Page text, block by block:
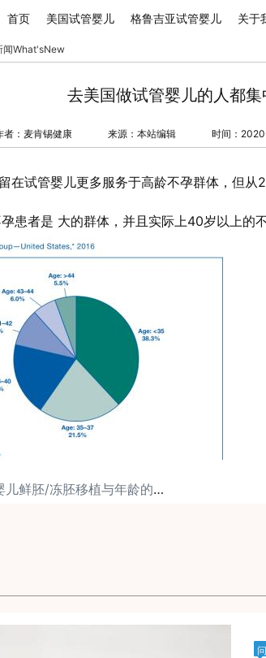
首页 美国试管婴儿 格鲁吉亚试管婴儿 关于
What'sNew
去美国做试管婴儿的人都集
者：麦肯锡健康 来源：本站编辑 时间：
在试管婴儿更多服务于高龄不孕群体，但
患者是 大的群体，并且实际上40岁以上的不
上一篇: 试管婴儿鲜胚/冻胚移植与年龄的关系？
问